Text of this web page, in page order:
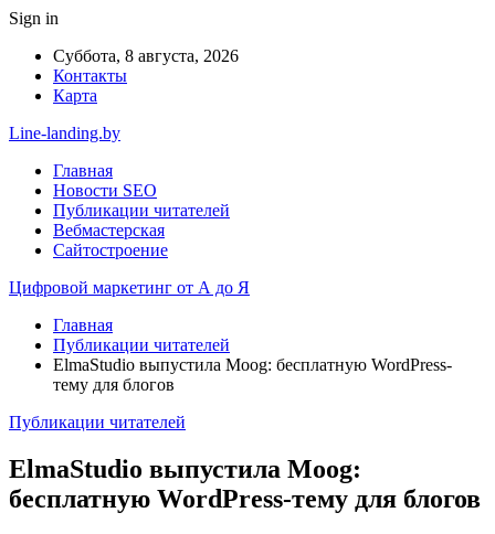
Sign in
Суббота, 8 августа, 2026
Контакты
Карта
Line-landing.by
Главная
Новости SEO
Публикации читателей
Вебмастерская
Сайтостроение
Цифровой маркетинг от А до Я
Главная
Публикации читателей
ElmaStudio выпустила Moog: бесплатную WordPress-
тему для блогов
Публикации читателей
ElmaStudio выпустила Moog:
бесплатную WordPress-тему для блогов